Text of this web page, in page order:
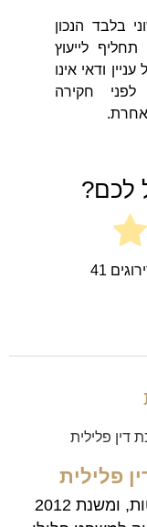
בלבד הנכון
לייעוץ
ודאי אינו
חקירה
אחרת.
לכם?
41
פלילית
בעברה פרקליטה בכירה בפרקליטות, ומשנת 2012